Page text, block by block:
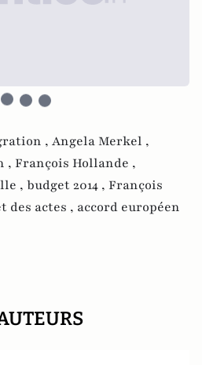
, Angela Merkel ,
, François Hollande ,
, budget 2014 , François
des actes , accord européen